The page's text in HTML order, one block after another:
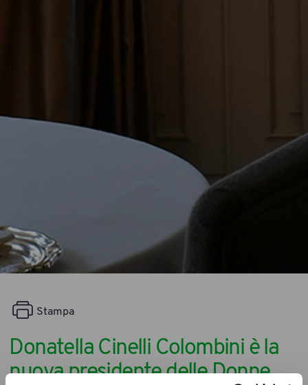
Donatella Cinelli Colombini è la
nuova presidente delle Donne
Stampa